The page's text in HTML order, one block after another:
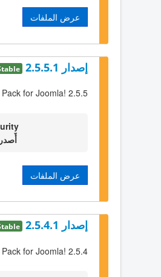
عرض الملفات
إصدار 2.5.5.1
for Joomla! 2.5.5
عرض الملفات
إصدار 2.5.4.1
for Joomla! 2.5.4